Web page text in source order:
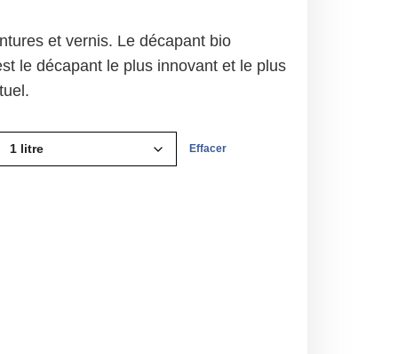
et vernis. Le décapant bio
le décapant le plus innovant et le plus
Effacer